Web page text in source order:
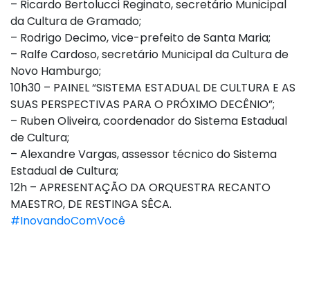
– Ricardo Bertolucci Reginato, secretário Municipal
da Cultura de Gramado;
– Rodrigo Decimo, vice-prefeito de Santa Maria;
– Ralfe Cardoso, secretário Municipal da Cultura de
Novo Hamburgo;
10h30 – PAINEL “SISTEMA ESTADUAL DE CULTURA E AS
SUAS PERSPECTIVAS PARA O PRÓXIMO DECÊNIO”;
– Ruben Oliveira, coordenador do Sistema Estadual
de Cultura;
– Alexandre Vargas, assessor técnico do Sistema
Estadual de Cultura;
12h – APRESENTAÇÃO DA ORQUESTRA RECANTO
MAESTRO, DE RESTINGA SÊCA.
#InovandoComVocê